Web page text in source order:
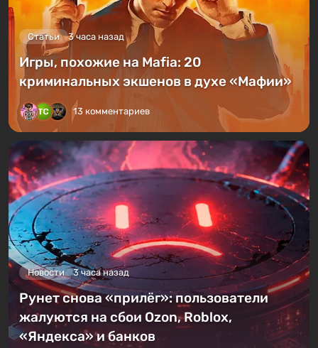
Статьи 3 часа назад
Игры, похожие на Mafia: 20
криминальных экшенов в духе «Мафии»
13 комментариев
Новости 3 часа назад
Рунет снова «прилёг»: пользователи
жалуются на сбои Ozon, Roblox,
«Яндекса» и банков